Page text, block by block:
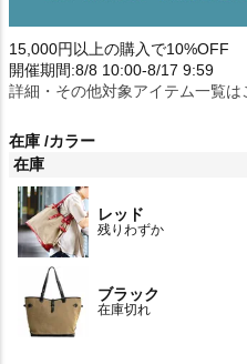
15,000円以上の購入で10%OFF
開催期間:8/8 10:00-8/17 9:59
詳細・その他対象アイテム一覧は
在庫 カラー
在庫
レッド
残りわずか
ブラック
在庫切れ